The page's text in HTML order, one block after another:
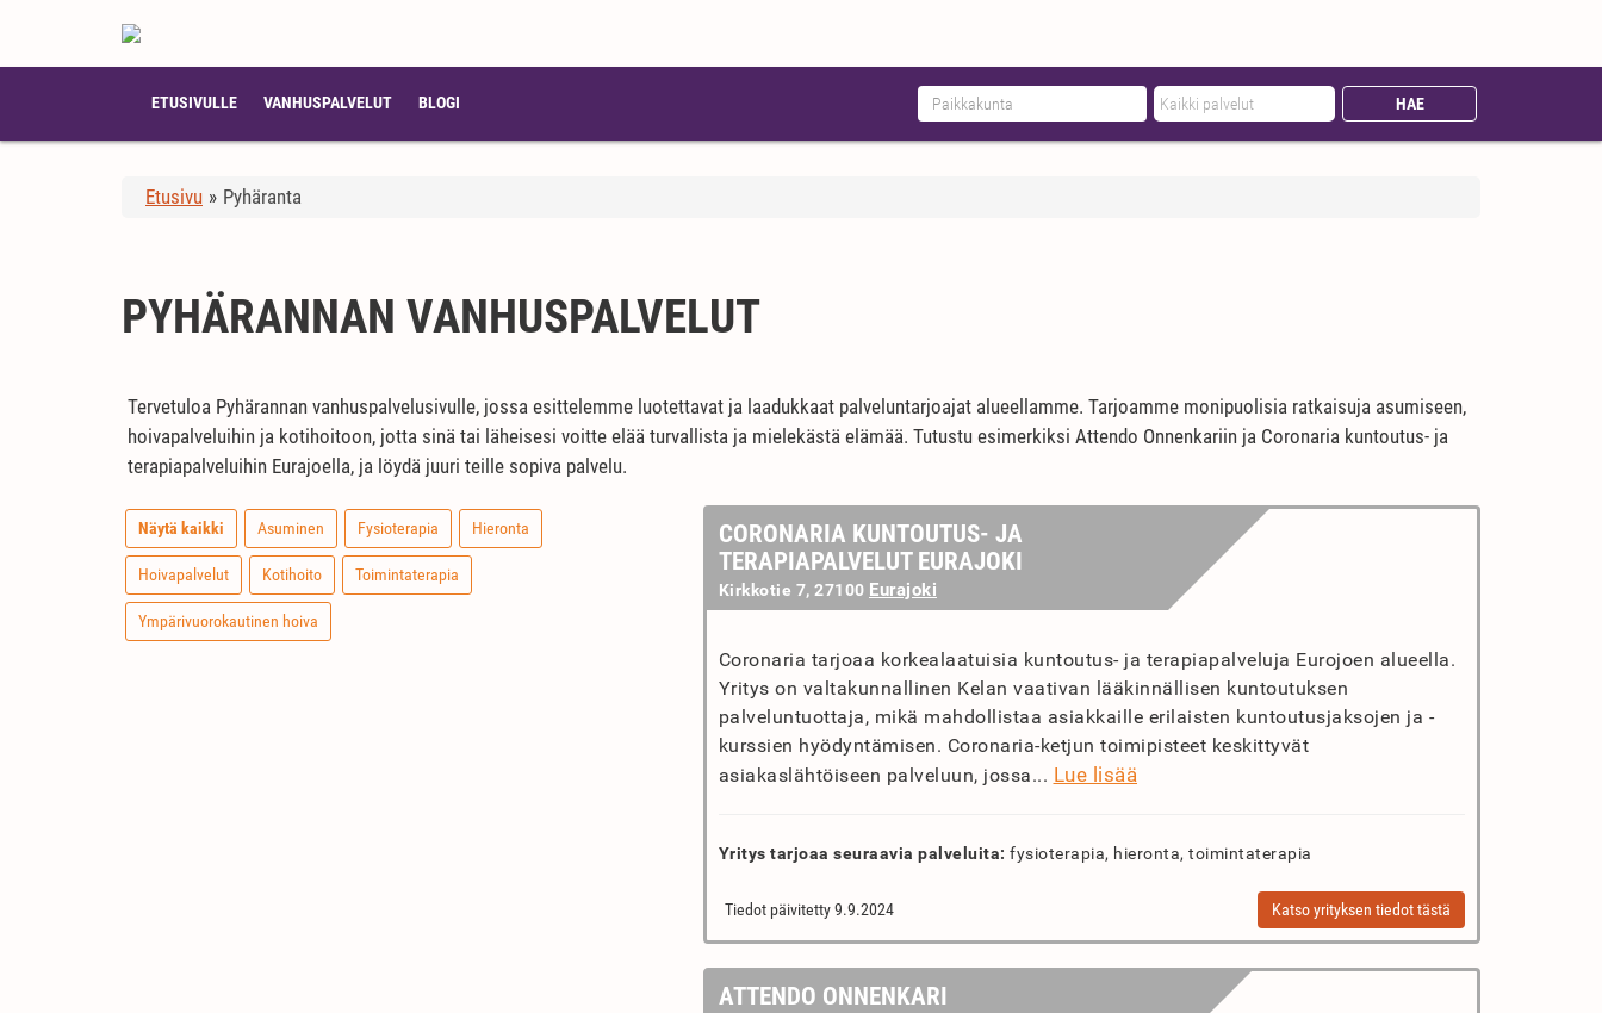
ETUSIVULLE VANHUSPALVELUT BLOGI
Etusivu » Pyhäranta
PYHÄRANNAN VANHUSPALVELUT
Tervetuloa Pyhärannan vanhuspalvelusivulle, jossa esittelemme luotettavat ja laadukkaat palveluntarjoajat alueellamme. Tarjoamme monipuolisia ratkaisuja asumiseen,
hoivapalveluihin ja kotihoitoon, jotta sinä tai läheisesi voitte elää turvallista ja mielekästä elämää. Tutustu esimerkiksi Attendo Onnenkariin ja Coronaria kuntoutus- ja
terapiapalveluihin Eurajoella, ja löydä juuri teille sopiva palvelu.
Näytä kaikki Asuminen Fysioterapia Hieronta
Hoivapalvelut Kotihoito Toimintaterapia
Ympärivuorokautinen hoiva
CORONARIA KUNTOUTUS- JA
TERAPIAPALVELUT EURAJOKI
Kirkkotie 7, 27100 Eurajoki
Coronaria tarjoaa korkealaatuisia kuntoutus- ja terapiapalveluja Eurojoen alueella.
Yritys on valtakunnallinen Kelan vaativan lääkinnällisen kuntoutuksen
palveluntuottaja, mikä mahdollistaa asiakkaille erilaisten kuntoutusjaksojen ja -
kurssien hyödyntämisen. Coronaria-ketjun toimipisteet keskittyvät
asiakaslähtöiseen palveluun, jossa... Lue lisää
Yritys tarjoaa seuraavia palveluita: fysioterapia, hieronta, toimintaterapia
Tiedot päivitetty 9.9.2024 Katso yrityksen tiedot tästä
ATTENDO ONNENKARI